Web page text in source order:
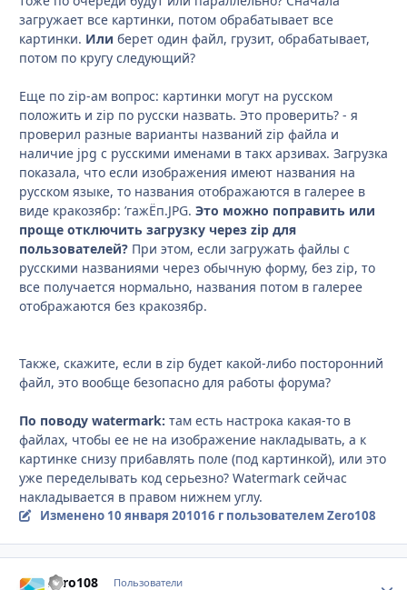
загружает все картинки, потом обрабатывает все
картинки. Или берет один файл, грузит, обрабатывает,
потом по кругу следующий?
Еще по zip-ам вопрос: картинки могут на русском
положить и zip по русски назвать. Это проверить? - я
проверил разные варианты названий zip файла и
наличие jpg с русскими именами в такх арзивах. Загрузка
показала, что если изображения имеют названия на
русском языке, то названия отображаются в галерее в
виде кракозябр: ’гажЁп.JPG. Это можно поправить или
проще отключить загрузку через zip для
пользователей? При этом, если загружать файлы с
русскими названиями через обычную форму, без zip, то
все получается нормально, названия потом в галерее
отображаются без кракозябр.
Также, скажите, если в zip будет какой-либо посторонний
файл, это вообще безопасно для работы форума?
По поводу watermark: там есть настрока какая-то в
файлах, чтобы ее не на изображение накладывать, а к
картинке снизу прибавлять поле (под картинкой), или это
уже переделывать код серьезно? Watermark сейчас
накладывается в правом нижнем углу.
Изменено 10 января 201016 гпользователем Zero108
Zero108 Пользователи